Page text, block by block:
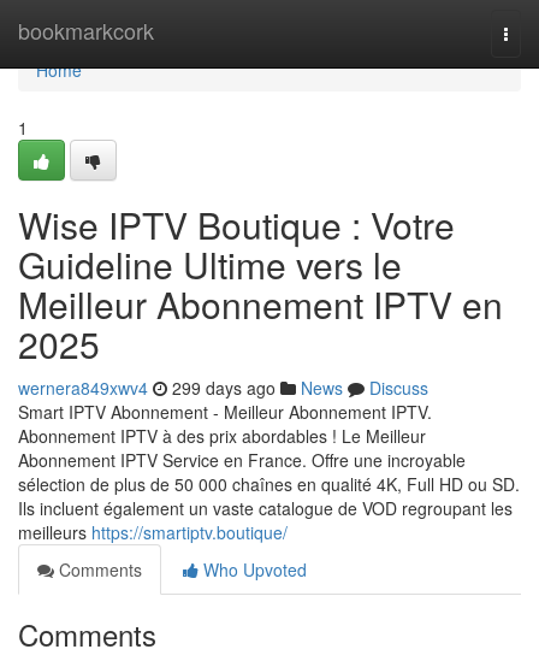
bookmarkcork
Home
Home
1
Wise IPTV Boutique : Votre
Guideline Ultime vers le
Meilleur Abonnement IPTV en
2025
wernera849xwv4 299 days ago News
Discuss
Smart IPTV Abonnement - Meilleur Abonnement IPTV.
Abonnement IPTV à des prix abordables ! Le Meilleur
Abonnement IPTV Service en France. Offre une incroyable
sélection de plus de 50 000 chaînes en qualité 4K, Full HD ou SD.
Ils incluent également un vaste catalogue de VOD regroupant les
meilleurs https://smartiptv.boutique/
Comments
Who Upvoted
Comments